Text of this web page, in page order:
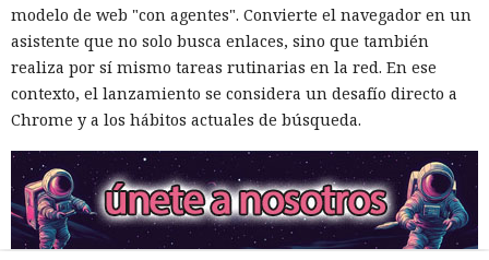
modelo de web "con agentes". Convierte el navegador en un
asistente que no solo busca enlaces, sino que también
realiza por sí mismo tareas rutinarias en la red. En ese
contexto, el lanzamiento se considera un desafío directo a
Chrome y a los hábitos actuales de búsqueda.